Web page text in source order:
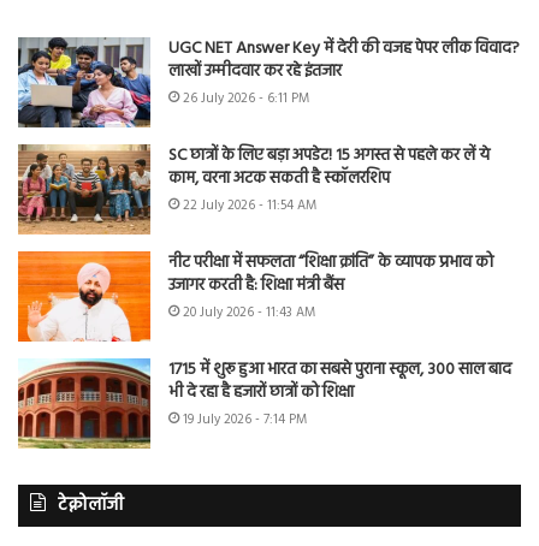
UGC NET Answer Key में देरी की वजह पेपर लीक विवाद?
लाखों उम्मीदवार कर रहे इंतजार
26 July 2026 - 6:11 PM
SC छात्रों के लिए बड़ा अपडेट! 15 अगस्त से पहले कर लें ये
काम, वरना अटक सकती है स्कॉलरशिप
22 July 2026 - 11:54 AM
नीट परीक्षा में सफलता “शिक्षा क्रांति” के व्यापक प्रभाव को
उजागर करती है: शिक्षा मंत्री बैंस
20 July 2026 - 11:43 AM
1715 में शुरू हुआ भारत का सबसे पुराना स्कूल, 300 साल बाद
भी दे रहा है हजारों छात्रों को शिक्षा
19 July 2026 - 7:14 PM
टेक्नोलॉजी